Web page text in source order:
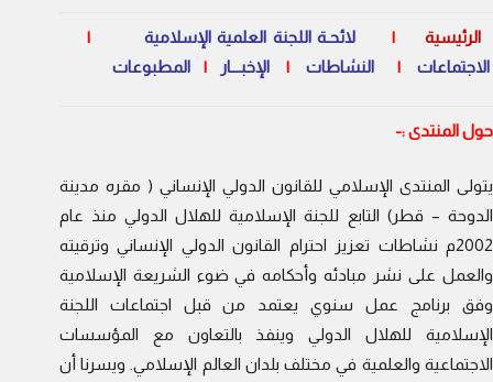
الرئيسية | لائحـة اللجنة العلمية الإسلامية
|
الاجتماعات
| النشاطات | الإخبـــار | المطبوعات
حول المنتدى :-
يتولى المنتدى الإسلامي للقانون الدولي الإنساني ( مقره مدينة
الدوحة – قطر) التابع للجنة الإسلامية للهلال الدولي منذ عام
2002م نشاطات تعزيز احترام القانون الدولي الإنساني وترقيته
والعمل على نشر مبادئه وأحكامه في ضوء الشريعة الإسلامية
وفق برنامج عمل سنوي يعتمد من قبل اجتماعات اللجنة
الإسلامية للهلال الدولي وينفذ بالتعاون مع المؤسسات
الاجتماعية والعلمية في مختلف بلدان العالم الإسلامي. ويسرنا أن